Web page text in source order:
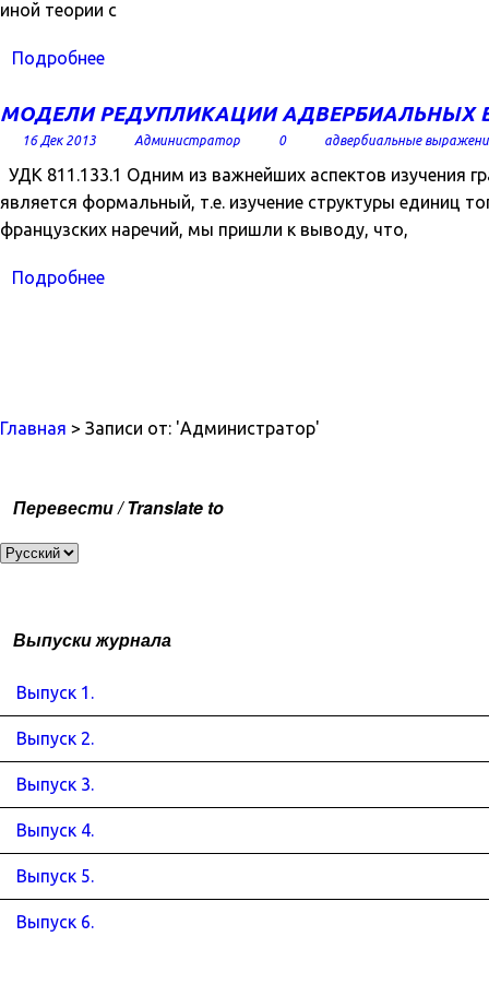
иной теории с
Подробнее
МОДЕЛИ РЕДУПЛИКАЦИИ АДВЕРБИАЛЬНЫХ
16 Дек 2013 Администратор 0 адвербиальные
УДК 811.133.1 Одним из важнейших аспектов изучения
является формальный, т.е. изучение структуры единиц
французских наречий, мы пришли к выводу, что,
Подробнее
Главная > Записи от: 'Администратор'
Перевести / Translate to
Выпуски журнала
Выпуск 1.
Выпуск 2.
Выпуск 3.
Выпуск 4.
Выпуск 5.
Выпуск 6.